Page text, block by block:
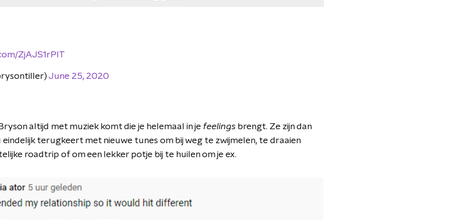
ZjAJS1rPlT
June 25, 2020
altijd met muziek komt die je helemaal in je feelings brengt. Ze zijn dan
eindelijk terugkeert met nieuwe tunes om bij weg te zwijmelen, te draaien
roadtrip of om een lekker potje bij te huilen om je ex.